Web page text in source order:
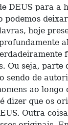
DEUS para a
podemos
hoje
Ou seja, parte
sendo de
ao longo
que os
Outra